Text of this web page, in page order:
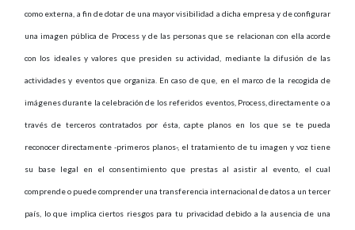
como externa, a fin de dotar de una mayor visibilidad a dicha empresa y de configurar
una imagen pública de Process y de las personas que se relacionan con ella acorde
con los ideales y valores que presiden su actividad, mediante la difusión de las
actividades y eventos que organiza. En caso de que, en el marco de la recogida de
imágenes durante la celebración de los referidos eventos, Process, directamente o a
través de terceros contratados por ésta, capte planos en los que se te pueda
reconocer directamente -primeros planos-, el tratamiento de tu imagen y voz tiene
su base legal en el consentimiento que prestas al asistir al evento, el cual
comprende o puede comprender una transferencia internacional de datos a un tercer
país, lo que implica ciertos riesgos para tu privacidad debido a la ausencia de una